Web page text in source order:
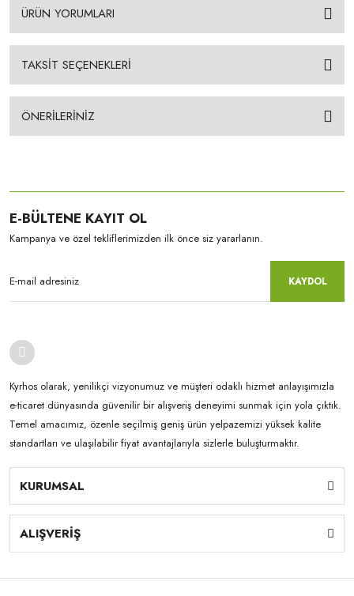
ÜRÜN YORUMLARI
TAKSİT SEÇENEKLERİ
ÖNERİLERİNİZ
E-BÜLTENE KAYIT OL
Kampanya ve özel tekliflerimizden ilk önce siz yararlanın.
KAYDOL
Kyrhos olarak, yenilikçi vizyonumuz ve müşteri odaklı hizmet anlayışımızla
e-ticaret dünyasında güvenilir bir alışveriş deneyimi sunmak için yola çıktık.
Temel amacımız, özenle seçilmiş geniş ürün yelpazemizi yüksek kalite
standartları ve ulaşılabilir fiyat avantajlarıyla sizlerle buluşturmaktır.
KURUMSAL
ALIŞVERİŞ